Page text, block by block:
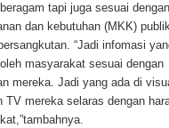
tapi juga sesuai
dan kebutuhan (MKK)
“Jadi infomasi
masyarakat sesuai dengan
mereka. Jadi yang ada di
TV mereka selaras dengan